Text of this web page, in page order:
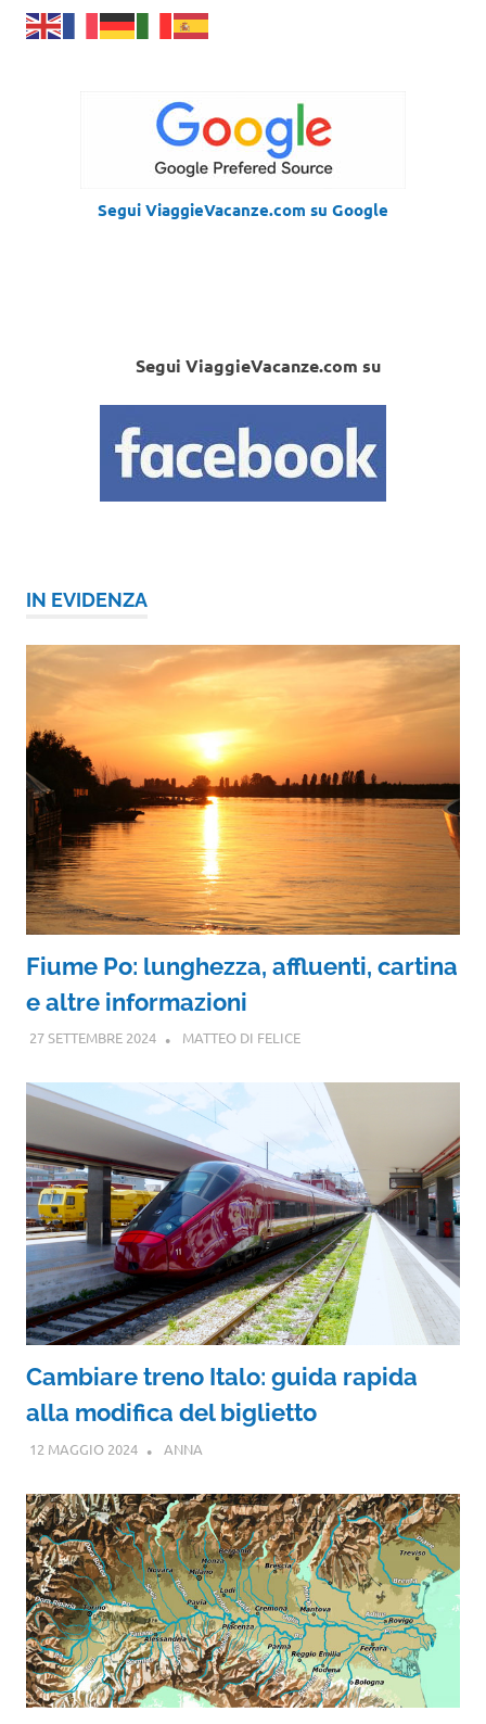
Segui ViaggieVacanze.com su Google
Segui ViaggieVacanze.com su
IN EVIDENZA
Fiume Po: lunghezza, affluenti, cartina
e altre informazioni
27 SETTEMBRE 2024 MATTEO DI FELICE
Cambiare treno Italo: guida rapida
alla modifica del biglietto
12 MAGGIO 2024 ANNA